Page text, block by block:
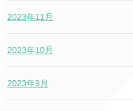
2023年11月
2023年10月
2023年9月